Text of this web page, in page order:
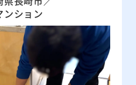
ンション